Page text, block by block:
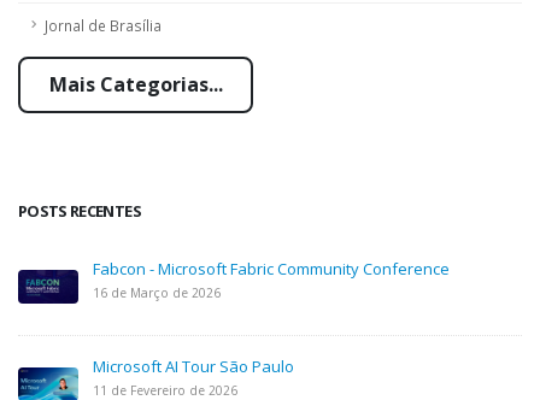
Jornal de Brasília
Mais Categorias...
POSTS RECENTES
Fabcon - Microsoft Fabric Community Conference
16 de Março de 2026
Microsoft AI Tour São Paulo
11 de Fevereiro de 2026